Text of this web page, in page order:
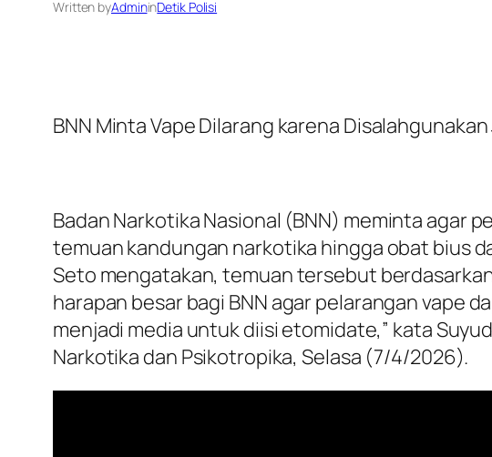
Written byAdmininDetik Polisi
BNN Minta Vape Dilarang karena
Badan Narkotika Nasional (BNN) meminta agar
temuan kandungan narkotika hingga obat bius
Seto mengatakan, temuan tersebut
harapan besar bagi BNN agar pelarangan vape
menjadi media untuk diisi etomidate,” kata
Narkotika dan Psikotropika, Selasa (7/4/2026).